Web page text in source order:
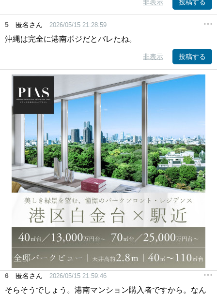
非表示 投稿する
5 匿名さん 2026/05/15 21:28:59
沖縄は完全に港南ポジだとバレたね。
非表示 投稿する
6 匿名さん 2026/05/15 21:59:46
そらそうでしょう。港南マンション購入者ですから。なん